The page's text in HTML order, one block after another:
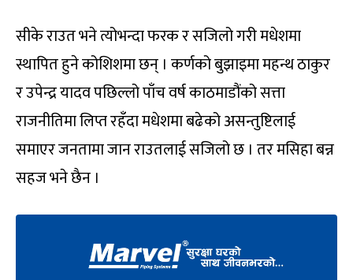
सीके राउत भने त्योभन्दा फरक र सजिलो गरी मधेशमा
स्थापित हुने कोशिशमा छन् । कर्णको बुझाइमा महन्थ ठाकुर
र उपेन्द्र यादव पछिल्लो पाँच वर्ष काठमाडौंको सत्ता
राजनीतिमा लिप्त रहँदा मधेशमा बढेको असन्तुष्टिलाई
समाएर जनतामा जान राउतलाई सजिलो छ । तर मसिहा बन्न
सहज भने छैन ।